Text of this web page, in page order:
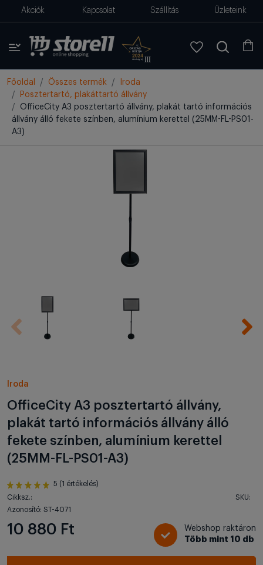
Akciók Kapcsolat Szállítás Üzleteink
Főoldal Összes termék
Iroda
Posztertartó, plakáttartó állvány
OfficeCity A3 posztertartó állvány, plakát tartó információs
állvány álló fekete színben, alumínium kerettel (25MM-FL-PS01-
A3)
Iroda
OfficeCity A3 posztertartó állvány,
plakát tartó információs állvány álló
fekete színben, alumínium kerettel
(25MM-FL-PS01-A3)
5 (1 értékelés)
Cikksz.:
SKU:
Azonosító: ST-4071
10 880 Ft
Webshop raktáron
Több mint 10 db